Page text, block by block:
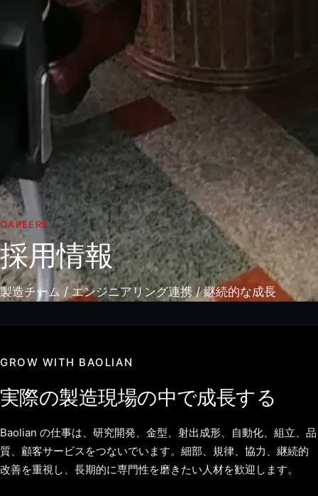
CAREERS
採用情報
製造チーム / エンジニアリング連携 / 継続的な成長
GROW WITH BAOLIAN
実際の製造現場の中で成長する
Baolian の仕事は、研究開発、金型、射出成形、自動化、組立、品
質、顧客サービスをつないでいます。細部、規律、協力、継続的
改善を重視し、長期的に専門性を磨きたい人材を歓迎します。